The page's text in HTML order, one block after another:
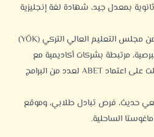
بمعدل جيد، شهادة لغة إنجليزية
معترف بها من مجلس التعليم العالي التركي (YÖK)
مرتبطة بشركات أكاديمية مع
جامعات أوروبية، كما حصلت على اعتماد ABET لعدد من البرامج
حديث، فرص تبادل طلابي، وموقع
الساحلية.